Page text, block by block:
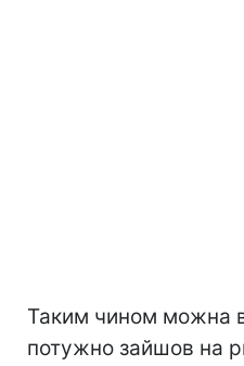
Таким чином можна
потужно зайшов на